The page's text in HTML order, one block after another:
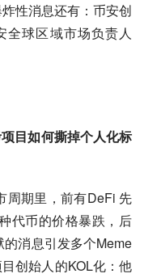
性消息还有：币安创
全球区域市场负责人
目如何撕掉个人化标
周期里，前有DeFi 先
代币的价格暴跌，后
消息引发多个Meme
创始人的KOL化：他